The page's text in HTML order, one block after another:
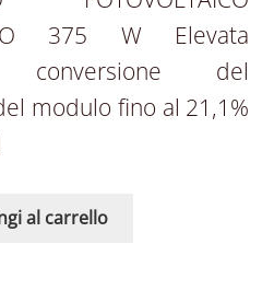
375 W Elevata
del
modulo fino al 21,1%
al carrello